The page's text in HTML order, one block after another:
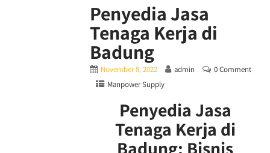
Penyedia Jasa
Tenaga Kerja di
Badung
November 8, 2022 admin
0 Comment
Manpower Supply
Penyedia Jasa
Tenaga Kerja di
Badung: Bisnis